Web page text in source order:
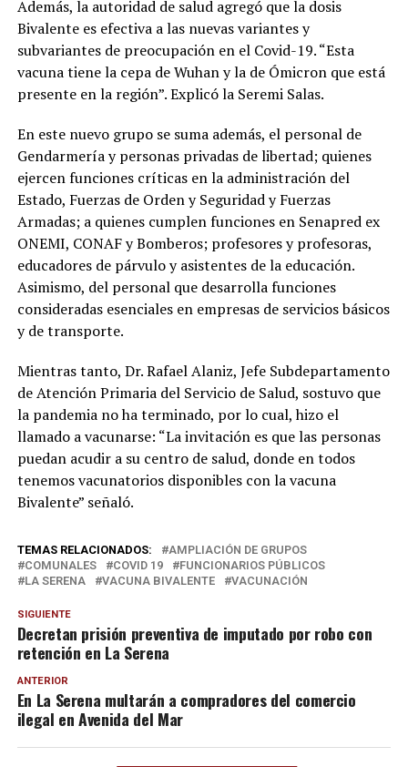
Además, la autoridad de salud agregó que la dosis
Bivalente es efectiva a las nuevas variantes y
subvariantes de preocupación en el Covid-19. “Esta
vacuna tiene la cepa de Wuhan y la de Ómicron que está
presente en la región”. Explicó la Seremi Salas.
En este nuevo grupo se suma además, el personal de
Gendarmería y personas privadas de libertad; quienes
ejercen funciones críticas en la administración del
Estado, Fuerzas de Orden y Seguridad y Fuerzas
Armadas; a quienes cumplen funciones en Senapred ex
ONEMI, CONAF y Bomberos; profesores y profesoras,
educadores de párvulo y asistentes de la educación.
Asimismo, del personal que desarrolla funciones
consideradas esenciales en empresas de servicios básicos
y de transporte.
Mientras tanto, Dr. Rafael Alaniz, Jefe Subdepartamento
de Atención Primaria del Servicio de Salud, sostuvo que
la pandemia no ha terminado, por lo cual, hizo el
llamado a vacunarse: “La invitación es que las personas
puedan acudir a su centro de salud, donde en todos
tenemos vacunatorios disponibles con la vacuna
Bivalente” señaló.
TEMAS RELACIONADOS:
AMPLIACIÓN DE GRUPOS
COMUNALES
COVID 19
FUNCIONARIOS PÚBLICOS
LA SERENA
VACUNA BIVALENTE VACUNACIÓN
SIGUIENTE
Decretan prisión preventiva de imputado por robo con
retención en La Serena
ANTERIOR
En La Serena multarán a compradores del comercio
ilegal en Avenida del Mar